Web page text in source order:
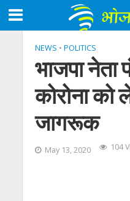
NEWS • POLITICS
भाजपा
कोरोना को
जागरूक
May 13, 2020 104